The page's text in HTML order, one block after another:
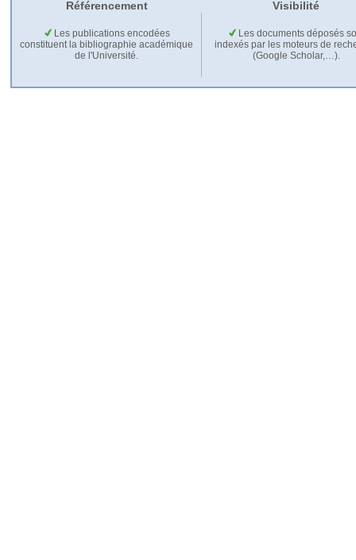
Référencement Visibilité
Les publications encodées
constituent la bibliographie académique
de l'Université.
Les documents déposés
indexés par les moteurs de
(Google Scholar,…).